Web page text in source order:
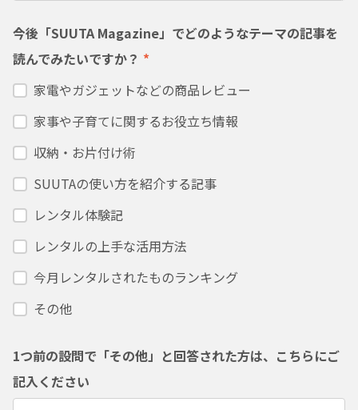
今後「SUUTA Magazine」でどのようなテーマの記事を
読んでみたいですか？ *
家電やガジェットなどの商品レビュー
家事や子育てに関するお役立ち情報
収納・お片付け術
SUUTAの使い方を紹介する記事
レンタル体験記
レンタルの上手な活用方法
今月レンタルされたものランキング
その他
1つ前の設問で「その他」と回答された方は、こちらにご
記入ください